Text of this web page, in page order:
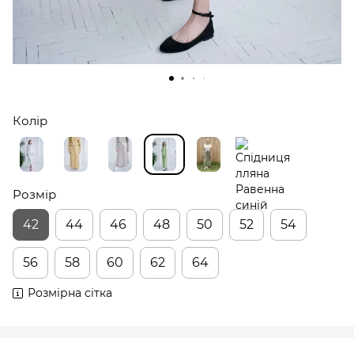
Колір
Розмір
42
44 46 48 50 52 54
56 58 60 62 64
Розмірна сітка